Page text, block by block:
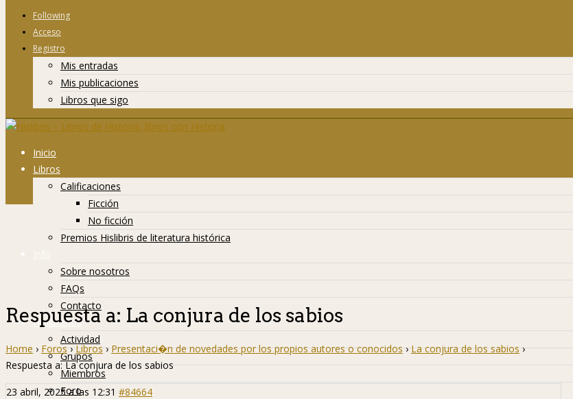
Following
Acceso
Registro
Mis entradas
Mis publicaciones
Libros que sigo
Inicio
Libros
Calificaciones
Ficción
No ficción
Premios Hislibris de literatura histórica
Info
Sobre nosotros
FAQs
Contacto
Hislibreños
Actividad
Grupos
Miembros
Foro
Respuesta a: La conjura de los sabios
Home › Foros › Libros › Presentaci�n de novedades por los propios autores o conocidos › La conjura de los sabios ›
Respuesta a: La conjura de los sabios
23 abril, 2025 a las 12:31 #84664